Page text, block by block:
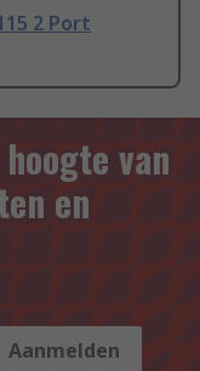
2 Port
van
en
Aanmelden